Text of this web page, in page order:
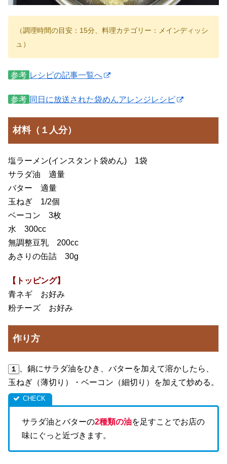
（調理時間の目安：15分、料理カテゴリー：メインディッシ
ュ）
参考 レシピの記事一覧へ
参考 同日に放送された袋めんアレンジレシピ
材料（１人分）
塩ラーメン(インスタント袋めん) 1袋
サラダ油 適量
バター 適量
玉ねぎ 1/2個
ベーコン 3枚
水 300cc
無調整豆乳 200cc
あさりの缶詰 30g
【トッピング】
青ネギ お好み
粉チーズ お好み
作り方
１ 、鍋にサラダ油をひき、バターを加えて溶かしたら、
玉ねぎ（薄切り）・ベーコン（細切り）を加えて炒める。
サラダ油とバターの2種類の油を足すことでお店の
味にぐっと近づきます。